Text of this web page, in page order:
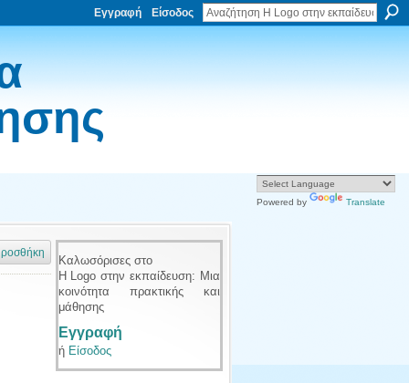
Εγγραφή Είσοδος
Καλωσόρισες στο
Η Logo στην εκπαίδευση: Μια
κοινότητα πρακτικής και
μάθησης
Εγγραφή
ή Είσοδος
Powered by Translate